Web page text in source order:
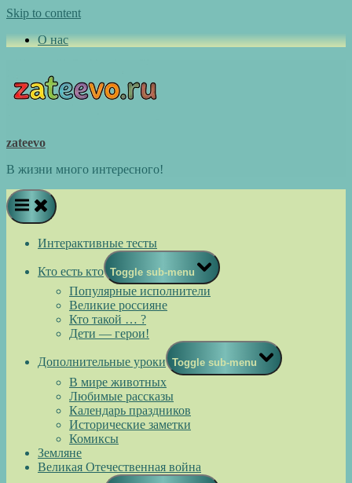
Skip to content
О нас
zateevo
В жизни много интересного!
Интерактивные тесты
Кто есть кто Toggle sub-menu
Популярные исполнители
Великие россияне
Кто такой … ?
Дети — герои!
Дополнительные уроки Toggle sub-menu
В мире животных
Любимые рассказы
Календарь праздников
Исторические заметки
Комиксы
Земляне
Великая Отечественная война